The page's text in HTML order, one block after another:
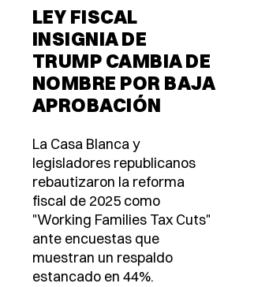
LEY FISCAL
INSIGNIA DE
TRUMP CAMBIA DE
NOMBRE POR BAJA
APROBACIÓN
La Casa Blanca y
legisladores republicanos
rebautizaron la reforma
fiscal de 2025 como
"Working Families Tax Cuts"
ante encuestas que
muestran un respaldo
estancado en 44%.